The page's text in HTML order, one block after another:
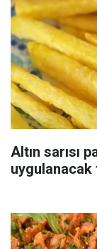
Altın sarısı
uygulanacak